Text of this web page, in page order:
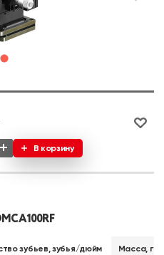
+ В корзину
зубьев, зубья/дюйм Масса, г